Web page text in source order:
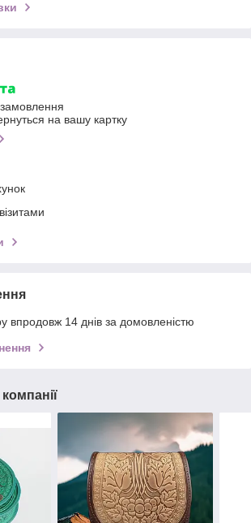
на вашу картку
впродовж 14 днів за домовленістю